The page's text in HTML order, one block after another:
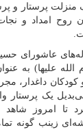
پرستار و
روح امداد و
عاشورای
علیها) به
کودکان داغدار،
یک پرستار
تا امروز شاهد
زینب گونه